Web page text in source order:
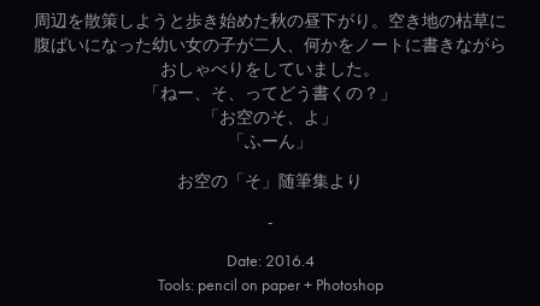
周辺を散策しようと歩き始めた秋の昼下がり。空き地の枯草に
腹ばいになった幼い女の子が二人、何かをノートに書きながら
おしゃべりをしていました。
「ねー、そ、ってどう書くの？」
「お空のそ、よ」
「ふーん」
お空の「そ」随筆集より
-
Date: 2016.4
Tools: pencil on paper + Photoshop